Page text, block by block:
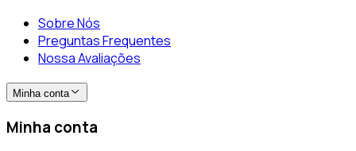
Sobre Nós
Preguntas Frequentes
Nossa Avaliações
Minha conta
Minha conta